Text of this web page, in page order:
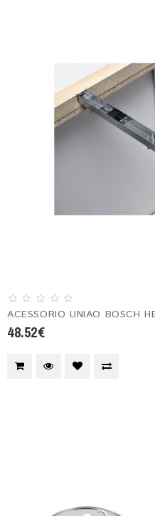
ACESSORIO UNIAO BOSCH
48.52€